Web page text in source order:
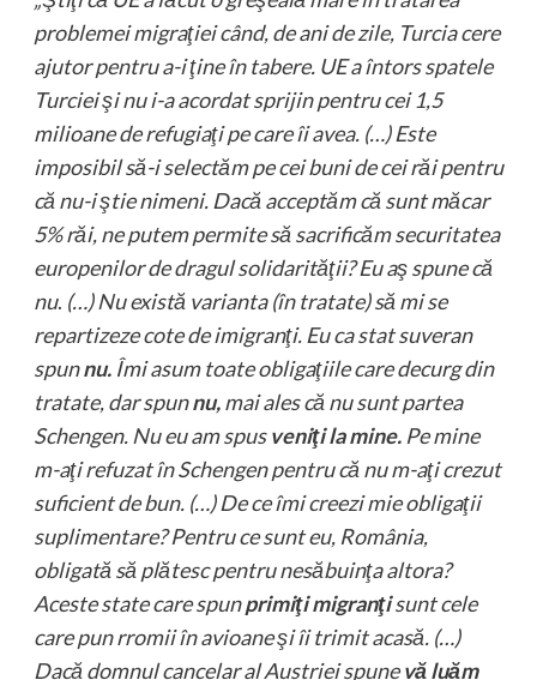
problemei migraţiei când, de ani de zile, Turcia cere
ajutor pentru a-i ţine în tabere. UE a întors spatele
Turciei şi nu i-a acordat sprijin pentru cei 1,5
milioane de refugiaţi pe care îi avea. (…) Este
imposibil să-i selectăm pe cei buni de cei răi pentru
că nu-i ştie nimeni. Dacă acceptăm că sunt măcar
5% răi, ne putem permite să sacrificăm securitatea
europenilor de dragul solidarităţii? Eu aş spune că
nu. (…) Nu există varianta (în tratate) să mi se
repartizeze cote de imigranţi. Eu ca stat suveran
spunnu.Îmi asum toate obligaţiile care decurg din
tratate, dar spunnu,mai ales că nu sunt partea
Schengen. Nu eu am spusveniţi la mine.Pe mine
m-aţi refuzat în Schengen pentru că nu m-aţi crezut
suficient de bun. (…) De ce îmi creezi mie obligaţii
suplimentare? Pentru ce sunt eu, România,
obligată să plătesc pentru nesăbuinţa altora?
Aceste state care spunprimiţi migranţisunt cele
care pun rromii în avioane şi îi trimit acasă. (…)
Dacă domnul cancelar al Austriei spunevă luăm